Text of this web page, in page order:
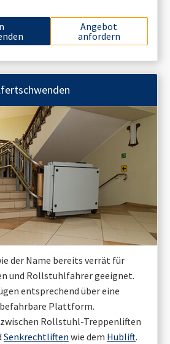
Angebot
anfordern
der Name bereits verrät für
und Rollstuhlfahrer geeignet.
entsprechend über eine
Plattform.
Rollstuhl-Treppenliften
Senkrechtliften wie dem Hublift.